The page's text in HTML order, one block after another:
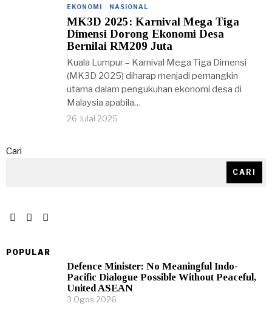
EKONOMI · NASIONAL
MK3D 2025: Karnival Mega Tiga
Dimensi Dorong Ekonomi Desa
Bernilai RM209 Juta
Kuala Lumpur – Karnival Mega Tiga Dimensi
(MK3D 2025) diharap menjadi pemangkin
utama dalam pengukuhan ekonomi desa di
Malaysia apabila…
26 Julai 2025
Cari
CARI
POPULAR
Defence Minister: No Meaningful Indo-
Pacific Dialogue Possible Without Peaceful,
United ASEAN
3 Ogos 2026